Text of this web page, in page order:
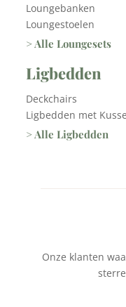
Loungebanken
Loungestoelen
> Alle Loungesets
Ligbedden
Deckchairs
Ligbedden met
> Alle Ligbedden
Onze klanten